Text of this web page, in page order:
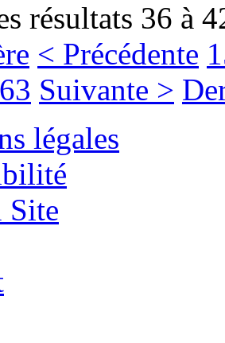
résultats 36 à
< Précédente
Suivante >
légales
Site